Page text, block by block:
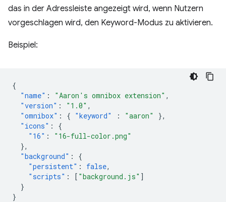
das in der Adressleiste angezeigt wird, wenn Nutzern
vorgeschlagen wird, den Keyword-Modus zu aktivieren.
Beispiel:
{
"name" : "Aaron's omnibox extension" ,
"version" : "1.0" ,
"omnibox" : { "keyword" : "aaron"
},
"icons" :
{
"16" :
"16-full-color.png"
},
"background" :
{
"persistent" : false,
"scripts" : [ "background.js" ]
}
}